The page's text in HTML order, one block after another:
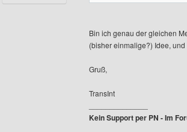
Bin ich genau der gleichen
(bisher einmalige?) Idee,
Gruß,
TransInt
Kein Support per PN - Im